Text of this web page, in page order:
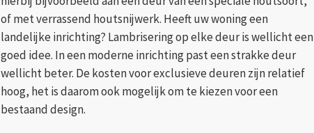
of met verrassend houtsnijwerk. Heeft uw woning een
landelijke inrichting? Lambrisering op elke deur is wellicht een
goed idee. In een moderne inrichting past een strakke deur
wellicht beter. De kosten voor exclusieve deuren zijn relatief
hoog, het is daarom ook mogelijk om te kiezen voor een
bestaand design.